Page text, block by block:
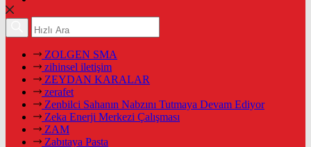
ZOLGEN SMA
zihinsel iletişim
ZEYDAN KARALAR
zerafet
Zenbilci Sahanın Nabzını Tutmaya Devam Ediyor
Zeka Enerji Merkezi Çalışması
ZAM
Zabıtaya Pasta